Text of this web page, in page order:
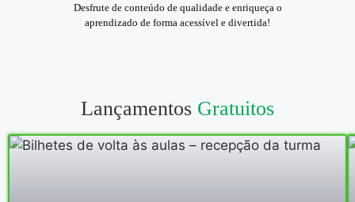
Desfrute de conteúdo de qualidade e enriqueça o
aprendizado de forma acessível e divertida!
Lançamentos Gratuitos